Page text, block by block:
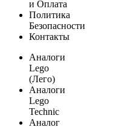
и Оплата
Политика
Безопасности
Контакты
Аналоги
Lego
(Лего)
Аналоги
Lego
Technic
Аналог